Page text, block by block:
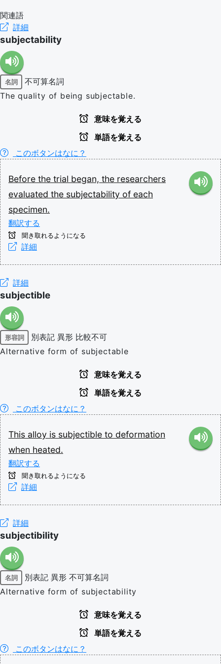
関連語
詳細
subjectability
名詞
不可算名詞
The quality of being subjectable.
意味を覚える
単語を覚える
このボタンはなに？
Before the trial began, the researchers
evaluated the subjectability of each
specimen.
翻訳する
聞き取れるようになる
詳細
詳細
subjectible
形容詞 別表記 異形 比較不可
Alternative form of subjectable
意味を覚える
単語を覚える
このボタンはなに？
This alloy is subjectible to deformation
when heated.
翻訳する
聞き取れるようになる
詳細
詳細
subjectibility
名詞 別表記 異形 不可算名詞
Alternative form of subjectability
意味を覚える
単語を覚える
このボタンはなに？